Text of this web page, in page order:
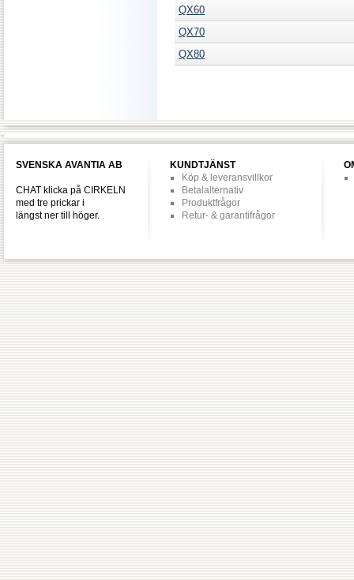
QX60
QX70
QX80
SVENSKA AVANTIA AB
CHAT klicka på CIRKELN
med tre prickar i
längst ner till höger.
KUNDTJÄNST
Köp & leveransvillkor
Betalalternativ
Produktfrågor
Retur- & garantifrågor